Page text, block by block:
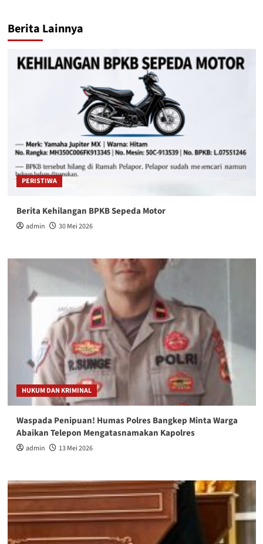
Berita Lainnya
PERISTIWA
Berita Kehilangan BPKB Sepeda Motor
admin 30 Mei 2026
HUKUM DAN KRIMINAL
Waspada Penipuan! Humas Polres Bangkep Minta Warga
Abaikan Telepon Mengatasnamakan Kapolres
admin 13 Mei 2026